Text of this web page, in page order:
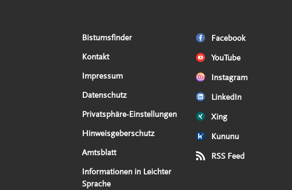
Serviceangebote
Bistumsfinder
Kontakt
Impressum
Datenschutz
Privatsphäre-Einstellungen
Hinweisgeberschutz
Amtsblatt
Informationen in Leichter
Sprache
Social Media Angebote Facebook
YouTube
Instagram
LinkedIn
Xing
Kununu
RSS Feed
Externe Links